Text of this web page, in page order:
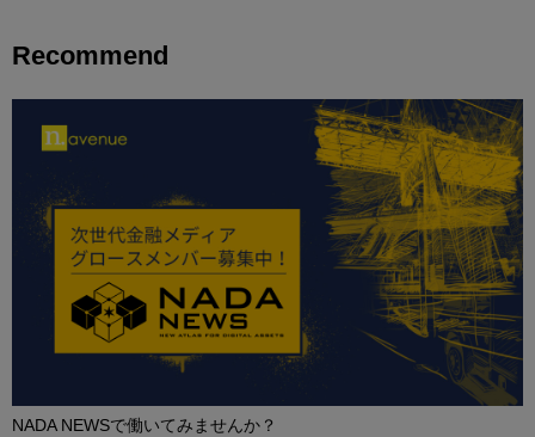
Recommend
NADA NEWSで働いてみませんか？